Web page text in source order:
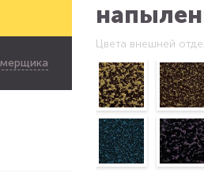
Цвета внешней